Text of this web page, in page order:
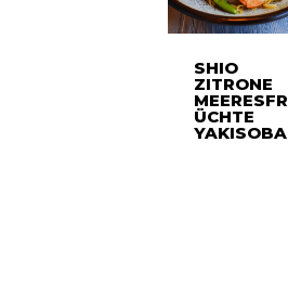
SHIO
ZITRONE
MEERESFR
ÜCHTE
YAKISOBA